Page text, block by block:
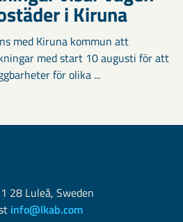
i Kiruna
med Kiruna kommun att
med start 10 augusti för att
för olika ...
28 Luleå, Sweden
info@lkab.com